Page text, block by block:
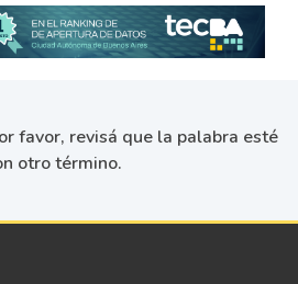
favor, revisá que la palabra esté
otro término.